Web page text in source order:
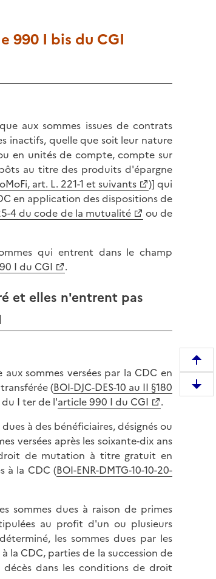
990 I bis du CGI
aux sommes issues de contrats
inactifs, quelle que soit leur nature
en unités de compte, compte sur
au titre des produits d'épargne
art. L. 221-1 et suivants
)] qui
en application des dispositions de
4 du code de la mutualité
ou de
qui entrent dans le champ
I du CGI .
et elles n'entrent pas
sommes versées par la CDC en
(BOI-DJC-DES-10 au II §180
I ter de l'article 990 I du CGI
.
à des bénéficiaires, désignés ou
versées après les soixante-dix ans
de mutation à titre gratuit en
à la CDC (BOI-ENR-DMTG-10-10-20-
sommes dues à raison de primes
au profit d'un ou plusieurs
les sommes dues par les
la CDC, parties de la succession de
dans les conditions de droit
e
m
D